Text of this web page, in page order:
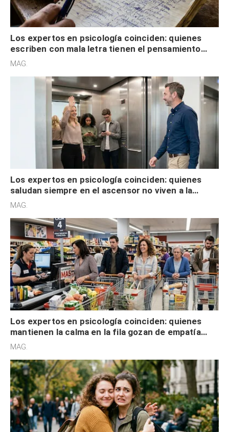
Los expertos en psicología coinciden: quienes
escriben con mala letra tienen el pensamiento
acelerado y no lo hacen por desinterés
MAG.
Los expertos en psicología coinciden: quienes
saludan siempre en el ascensor no viven a la
defensiva y tienen apertura social
MAG.
Los expertos en psicología coinciden: quienes
mantienen la calma en la fila gozan de empatía
cognitiva, gratitud y no solo tienen autocontrol
MAG.